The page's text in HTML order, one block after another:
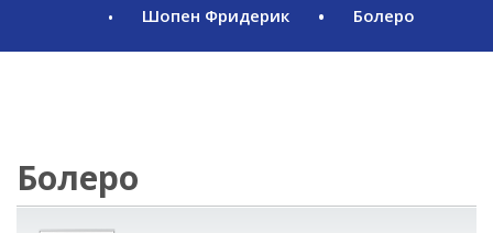
Шопен Фридерик
Болеро
Болеро